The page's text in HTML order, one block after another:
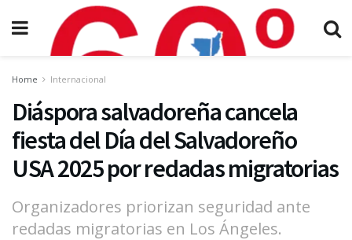
Home Internacional
Diáspora salvadoreña cancela
fiesta del Día del Salvadoreño
USA 2025 por redadas migratorias
Organizadores priorizan seguridad ante
redadas migratorias en Los Ángeles.